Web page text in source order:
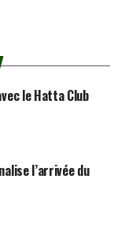
le Hatta Club
l’arrivée du